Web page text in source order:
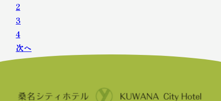
2
3
4
次へ